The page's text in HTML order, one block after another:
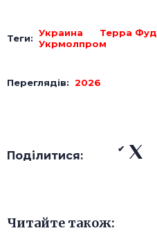
Теги: Украина Терра Фуд
Укрмолпром
Переглядів: 2026
Поділитися:
Читайте також: